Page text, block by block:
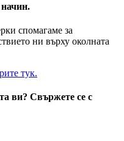
спомагаме за
ни върху околната
тук.
ви? Свържете се с